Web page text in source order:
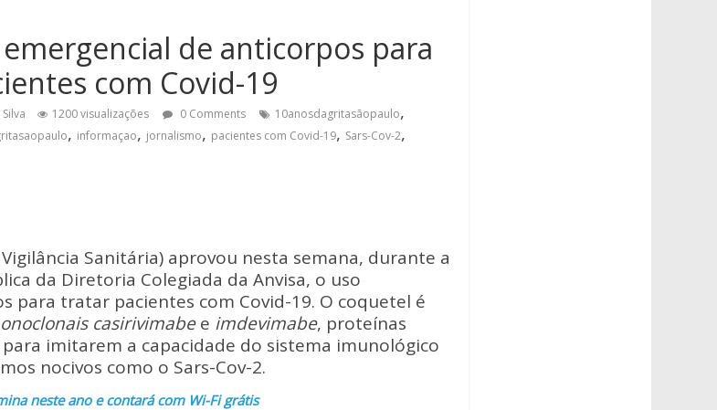
de anticorpos para
com Covid-19
1200 visualizações 0 Comments 10anosdagritasãopaulo,
, informaçao, jornalismo, pacientes com Covid-19, Sars-Cov-2,
Sanitária) aprovou nesta semana, durante a
da Diretoria Colegiada da Anvisa, o uso
para tratar pacientes com Covid-19. O coquetel é
casirivimabee imdevimabe, proteínas
imitarem a capacidade do sistema imunológico
nocivos como o Sars-Cov-2.
neste ano e contará com Wi-Fi grátis